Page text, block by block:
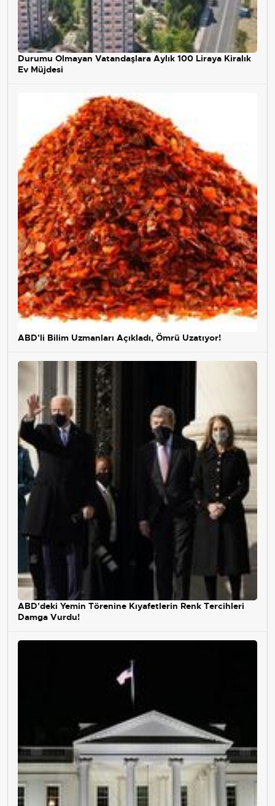
Durumu Olmayan Vatandaşlara Aylık 100 Liraya Kiralık
Ev Müjdesi
ABD'li Bilim Uzmanları Açıkladı, Ömrü Uzatıyor!
ABD'deki Yemin Törenine Kıyafetlerin Renk Tercihleri
Damga Vurdu!